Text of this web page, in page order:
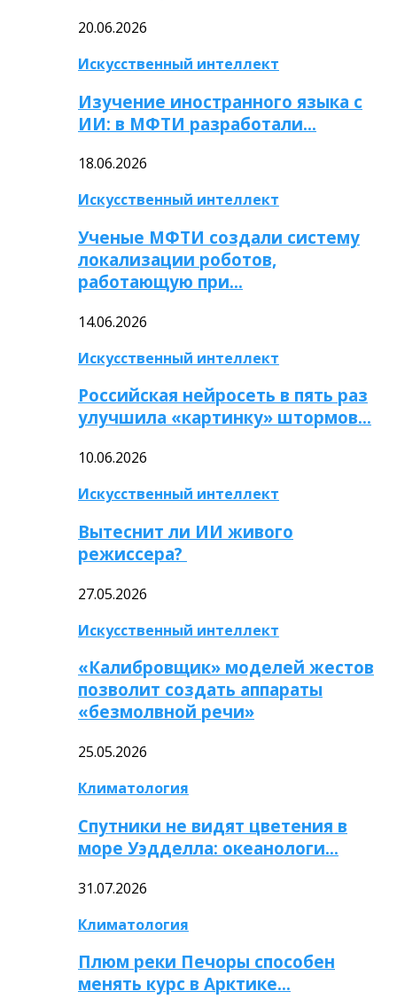
20.06.2026
Искусственный интеллект
Изучение иностранного языка с
ИИ: в МФТИ разработали…
18.06.2026
Искусственный интеллект
Ученые МФТИ создали систему
локализации роботов,
работающую при…
14.06.2026
Искусственный интеллект
Российская нейросеть в пять раз
улучшила «картинку» штормов…
10.06.2026
Искусственный интеллект
Вытеснит ли ИИ живого
режиссера?
27.05.2026
Искусственный интеллект
«Калибровщик» моделей жестов
позволит создать аппараты
«безмолвной речи»
25.05.2026
Климатология
Спутники не видят цветения в
море Уэдделла: океанологи…
31.07.2026
Климатология
Плюм реки Печоры способен
менять курс в Арктике…